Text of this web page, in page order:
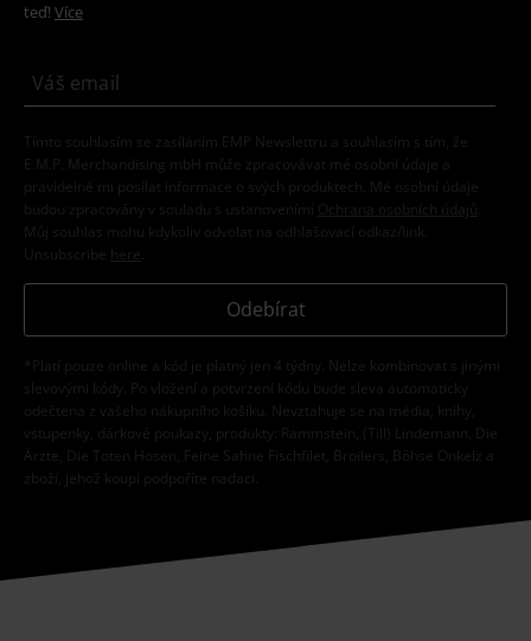
teď! Více
Tímto souhlasím se zasíláním EMP Newslettru a souhlasím s tím, že
E.M.P. Merchandising mbH může zpracovávat mé osobní údaje a
pravidelně mi posílat informace o svých produktech. Mé osobní údaje
budou zpracovány v souladu s ustanoveními
Ochrana osobních údajů
Můj souhlas mohu kdykoliv odvolat na odhlašovací odkaz/link.
Unsubscribe here
Odebírat
*Platí pouze online a kód je platný jen 4 týdny. Nelze kombinovat s jinými
slevovými kódy. Po vložení a potvrzení kódu bude sleva automaticky
odečtena z vašeho nákupního košíku. Nevztahuje se na média, knihy,
vstupenky, dárkové poukazy, produkty: Rammstein, (Till) Lindemann, Die
Ärzte, Die Toten Hosen, Feine Sahne Fischfilet, Broilers, Böhse Onkelz a
zboží, jehož koupí podpoříte nadaci.